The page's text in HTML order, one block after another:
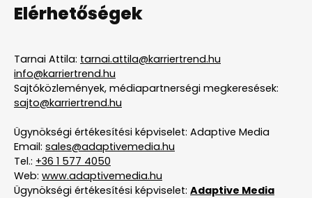
Elérhetőségek
Tarnai Attila: tarnai.attila@karriertrend.hu
info@karriertrend.hu
Sajtóközlemények, médiapartnerségi megkeresések:
sajto@karriertrend.hu
Ügynökségi értékesítési képviselet: Adaptive Media
Email: sales@adaptivemedia.hu
Tel.: +36 1 577 4050
Web: www.adaptivemedia.hu
Ügynökségi értékesítési képviselet: Adaptive Media